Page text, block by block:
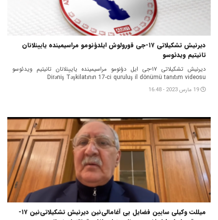
دیرنیش تشکیلاتی ۱۷-جی قورولوش ایلدؤنومو مراسیمینده یایینلانان
تانیتیم ویدئوسو
دیرنیش تشکیلاتی ۱۷-جی ایل دؤنومو مراسیمینده یایینلانان تانیتیم ویدئوسو
Dirəniş Təşkilatının 17-ci quruluş il dönümü tanıtım videosu
19 مارس 2023 - 16:48
میللت وکیلی سایین فضایل بی آغامالی‌نین دیرنیش تشکیلاتی‌‌نین ۱۷-